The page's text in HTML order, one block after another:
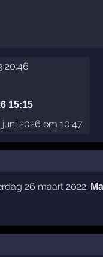
20:46
15:15
2026 om 10:47
26 maart 2022: